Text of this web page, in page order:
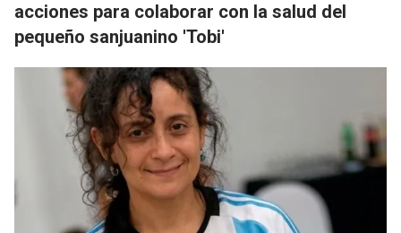
acciones para colaborar con la salud del
pequeño sanjuanino 'Tobi'